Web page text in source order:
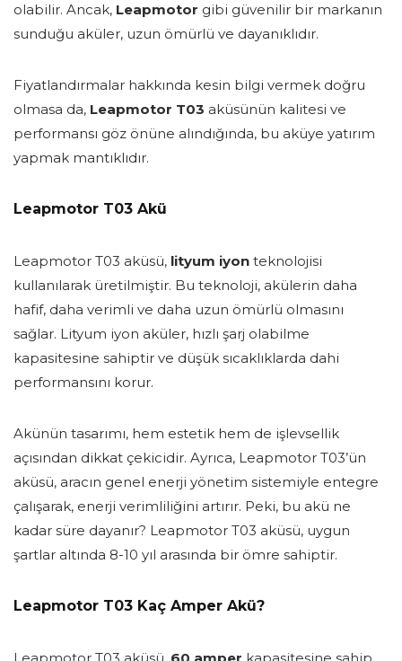
olabilir. Ancak, Leapmotor gibi güvenilir bir markanın
sunduğu aküler, uzun ömürlü ve dayanıklıdır.
Fiyatlandırmalar hakkında kesin bilgi vermek doğru
olmasa da, Leapmotor T03 aküsünün kalitesi ve
performansı göz önüne alındığında, bu aküye yatırım
yapmak mantıklıdır.
Leapmotor T03 Akü
Leapmotor T03 aküsü, lityum iyon teknolojisi
kullanılarak üretilmiştir. Bu teknoloji, akülerin daha
hafif, daha verimli ve daha uzun ömürlü olmasını
sağlar. Lityum iyon aküler, hızlı şarj olabilme
kapasitesine sahiptir ve düşük sıcaklıklarda dahi
performansını korur.
Akünün tasarımı, hem estetik hem de işlevsellik
açısından dikkat çekicidir. Ayrıca, Leapmotor T03’ün
aküsü, aracın genel enerji yönetim sistemiyle entegre
çalışarak, enerji verimliliğini artırır. Peki, bu akü ne
kadar süre dayanır? Leapmotor T03 aküsü, uygun
şartlar altında 8-10 yıl arasında bir ömre sahiptir.
Leapmotor T03 Kaç Amper Akü?